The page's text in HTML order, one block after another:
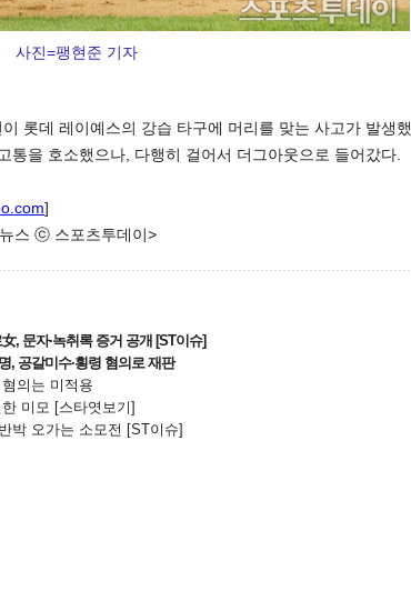
사진=팽현준 기자
롯데 레이예스의 강습 타구에 머리를 맞는 사고가 발생했
통을 호소했으나, 다행히 걸어서 더그아웃으로 들어갔다.
]
스 ⓒ 스포츠투데이>
, 문자·녹취록 증거 공개 [ST이슈]
, 공갈미수·횡령 혐의로 재판
의는 미적용
미모 [스타엿보기]
박 오가는 소모전 [ST이슈]